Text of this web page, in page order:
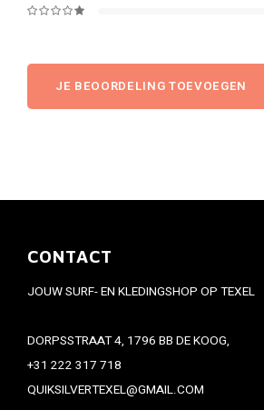
JE BEOORDELING TOEVOEGEN
CONTACT
JOUW SURF- EN KLEDINGSHOP OP TEXEL
DORPSSTRAAT 4, 1796 BB DE KOOG,
+31 222 317 718
QUIKSILVERTEXEL@GMAIL.COM